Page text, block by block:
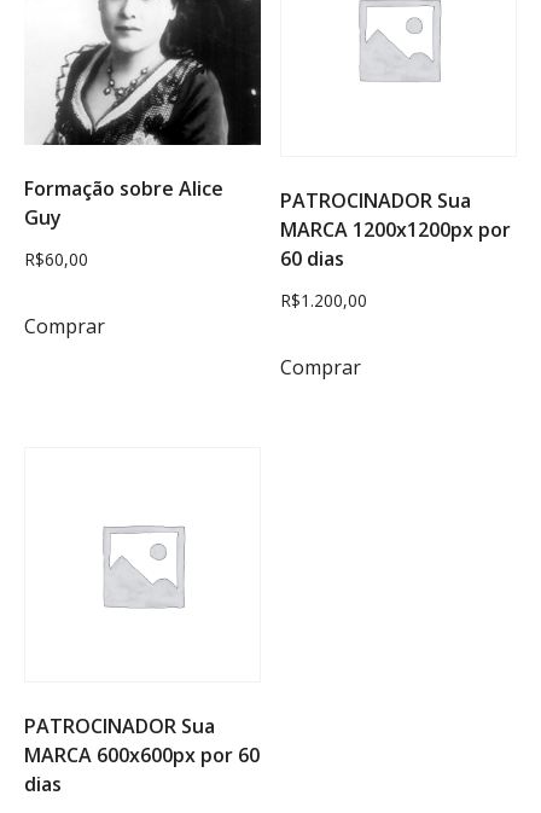
Formação sobre Alice
Guy
R$60,00
Comprar
PATROCINADOR Sua
MARCA 1200x1200px por
60 dias
R$1.200,00
Comprar
PATROCINADOR Sua
MARCA 600x600px por 60
dias